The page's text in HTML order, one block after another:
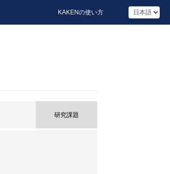
KAKENの使い方
研究課題